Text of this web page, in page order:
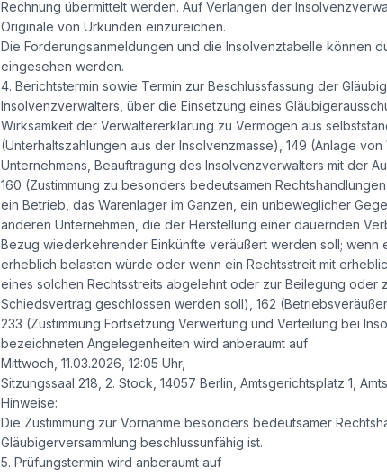
Rechnung übermittelt werden. Auf Verlangen der
Originale von Urkunden einzureichen.
Die Forderungsanmeldungen und die Insolvenztabelle können
eingesehen werden.
4. Berichtstermin sowie Termin zur Beschlussfassung der
Insolvenzverwalters, über die Einsetzung eines
Wirksamkeit der Verwaltererklärung zu Vermögen aus
(Unterhaltszahlungen aus der Insolvenzmasse), 149 (Anlage
Unternehmens, Beauftragung des Insolvenzverwalters mit der
160 (Zustimmung zu besonders bedeutsamen
ein Betrieb, das Warenlager im Ganzen, ein unbeweglicher
anderen Unternehmen, die der Herstellung einer dauernden
Bezug wiederkehrender Einkünfte veräußert werden soll; wenn
erheblich belasten würde oder wenn ein Rechtsstreit mit
eines solchen Rechtsstreits abgelehnt oder zur Beilegung
Schiedsvertrag geschlossen werden soll), 162
233 (Zustimmung Fortsetzung Verwertung und Verteilung bei
bezeichneten Angelegenheiten wird anberaumt auf
Mittwoch, 11.03.2026, 12:05 Uhr,
Sitzungssaal 218, 2. Stock, 14057 Berlin, Amtsgerichtsplatz 1,
Hinweise:
Die Zustimmung zur Vornahme besonders bedeutsamer
Gläubigerversammlung beschlussunfähig ist.
5. Prüfungstermin wird anberaumt auf